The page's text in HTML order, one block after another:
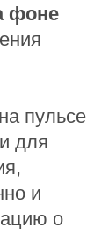
фоне
пульсе
для
и
о